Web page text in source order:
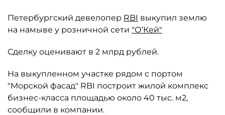
Петербургский девелопер RBI выкупил землю
на намыве у розничной сети "О’Кей"
Сделку оценивают в 2 млрд рублей.
На выкупленном участке рядом с портом
"Морской фасад" RBI построит жилой комплекс
бизнес-класса площадью около 40 тыс. м2,
сообщили в компании.